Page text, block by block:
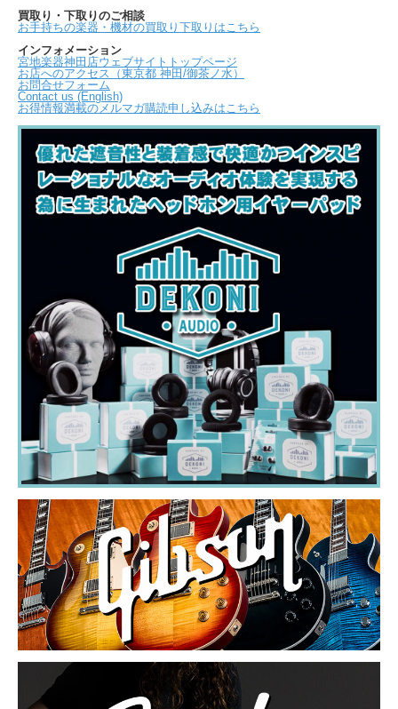
買取り・下取りのご相談
お手持ちの楽器・機材の買取り下取りはこちら
インフォメーション
宮地楽器神田店ウェブサイトトップページ
お店へのアクセス（東京都 神田/御茶ノ水）
お問合せフォーム
Contact us (English)
お得情報満載のメルマガ購読申し込みはこちら